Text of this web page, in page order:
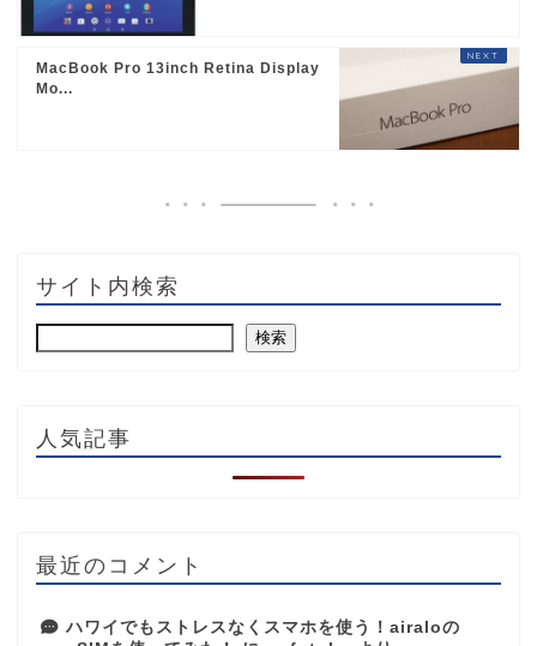
MacBook Pro 13inch Retina Display
Mo...
サイト内検索
検索
人気記事
最近のコメント
ハワイでもストレスなくスマホを使う！airaloの